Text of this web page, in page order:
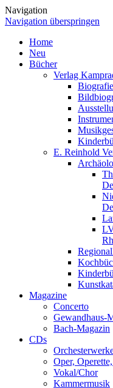
Navigation
Navigation überspringen
Home
Neu
Bücher
Verlag
E. Reinhold
Magazine
Concerto
Gewandhaus-
Bach-Magazin
CDs
Oper,
Vokal/Chor
Kammermusik